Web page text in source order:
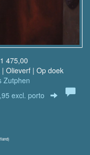
475,00
Olieverf | Op doek
Zutphen
excl. porto